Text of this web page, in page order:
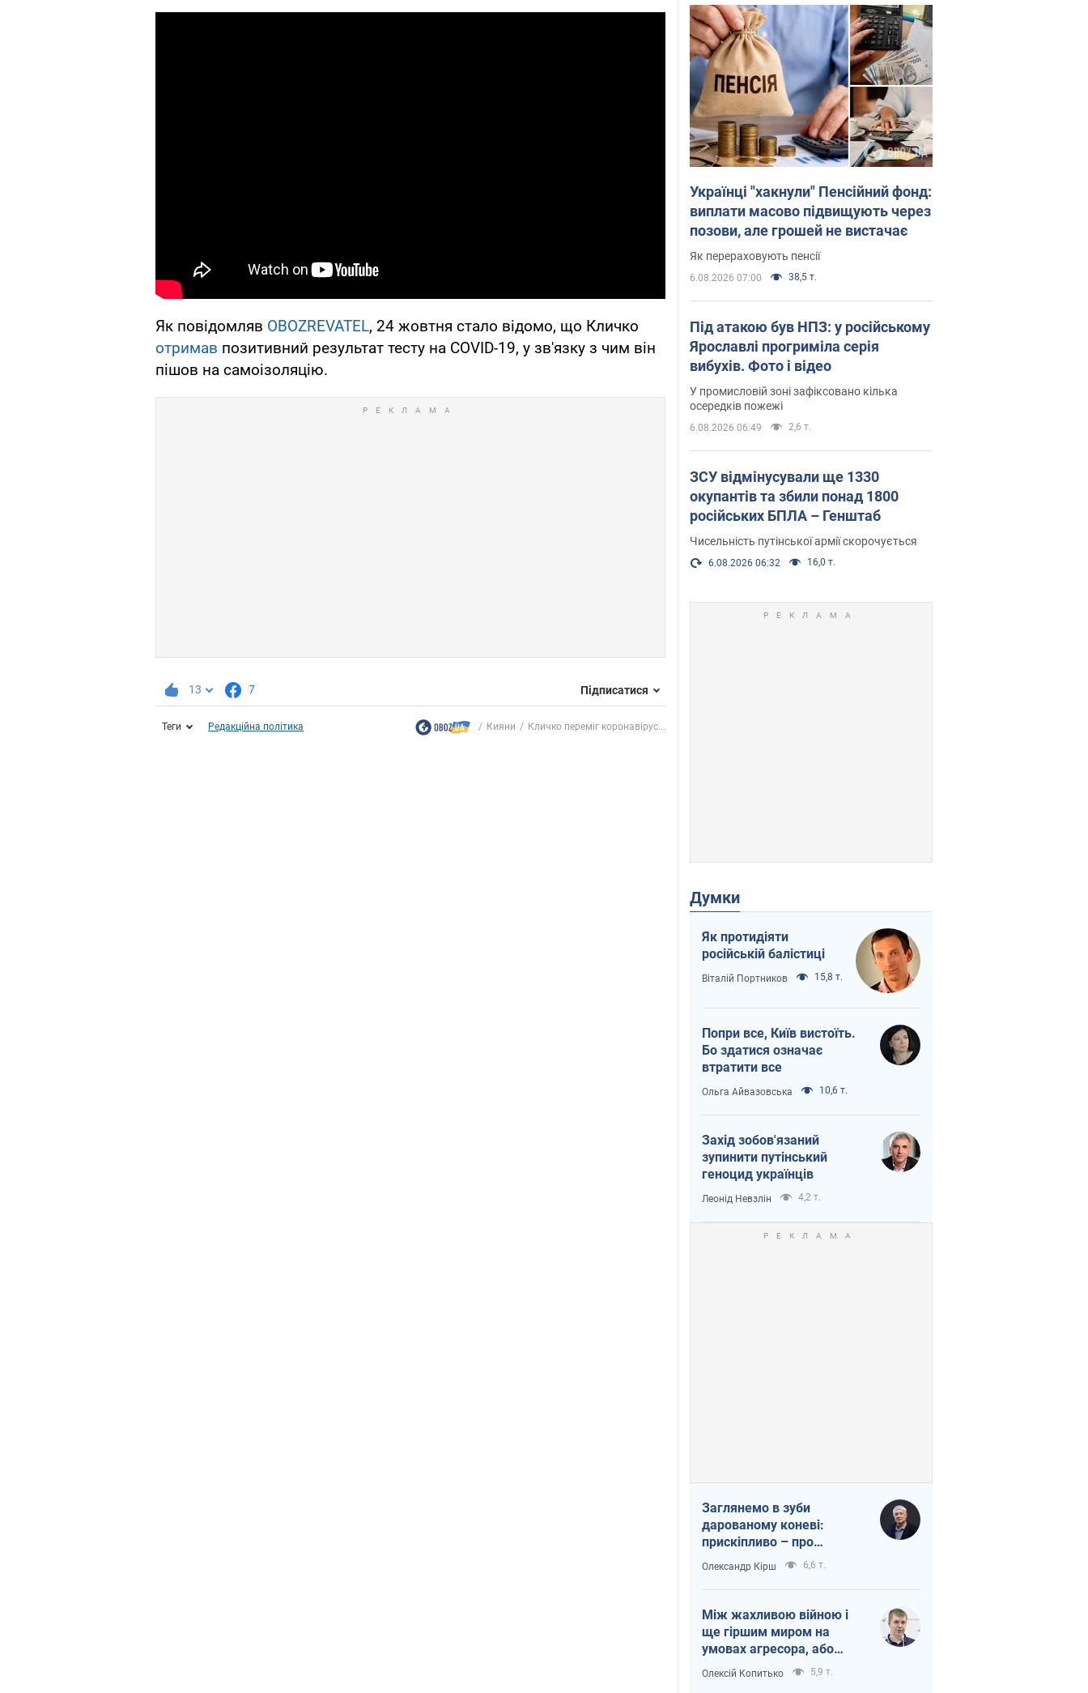
Як повідомляв OBOZREVATEL, 24 жовтня стало відомо, що Кличко
отримав позитивний результат тесту на COVID-19, у зв'язку з чим він
пішов на самоізоляцію.
13 7 Підписатися
Теги Редакційна політика Кияни Кличко переміг коронавірус...
Українці "хакнули" Пенсійний фонд:
виплати масово підвищують через
позови, але грошей не вистачає
Як перераховують пенсії
6.08.2026 07:00 38,5 т.
Під атакою був НПЗ: у російському
Ярославлі прогриміла серія
вибухів. Фото і відео
У промисловій зоні зафіксовано кілька
осередків пожежі
6.08.2026 06:49 2,6 т.
ЗСУ відмінусували ще 1330
окупантів та збили понад 1800
російських БПЛА – Генштаб
Чисельність путінської армії скорочується
6.08.2026 06:32 16,0 т.
Думки
Як протидіяти
російській балістиці
Віталій Портников 15,8 т.
Попри все, Київ вистоїть.
Бо здатися означає
втратити все
Ольга Айвазовська 10,6 т.
Захід зобов'язаний
зупинити путінський
геноцид українців
Леонід Невзлін 4,2 т.
Заглянемо в зуби
дарованому коневі:
прискіпливо – про
допомогу Україні
Олександр Кірш 6,6 т.
Між жахливою війною і
ще гіршим миром на
умовах агресора, або
Безвихідність – теж
Олексій Копитько 5,9 т.